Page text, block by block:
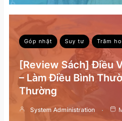
Góp nhặt Suy tư Trăm
[Review Sách] Điều
– Làm Điều Bình
Thường
System Administration